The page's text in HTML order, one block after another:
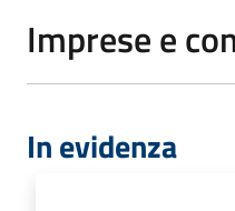
Imprese e
In evidenza